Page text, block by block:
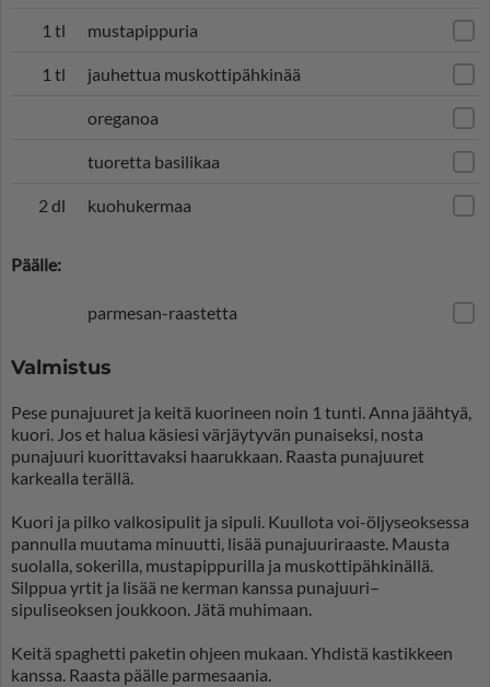
1 tl mustapippuria
1 tl jauhettua muskottipähkinää
oreganoa
tuoretta basilikaa
2 dl kuohukermaa
Päälle:
parmesan-raastetta
Valmistus
Pese punajuuret ja keitä kuorineen noin 1 tunti. Anna jäähtyä,
kuori. Jos et halua käsiesi värjäytyvän punaiseksi, nosta
punajuuri kuorittavaksi haarukkaan. Raasta punajuuret
karkealla terällä.
Kuori ja pilko valkosipulit ja sipuli. Kuullota voi-öljyseoksessa
pannulla muutama minuutti, lisää punajuuriraaste. Mausta
suolalla, sokerilla, mustapippurilla ja muskottipähkinällä.
Silppua yrtit ja lisää ne kerman kanssa punajuuri–
sipuliseoksen joukkoon. Jätä muhimaan.
Keitä spaghetti paketin ohjeen mukaan. Yhdistä kastikkeen
kanssa. Raasta päälle parmesaania.